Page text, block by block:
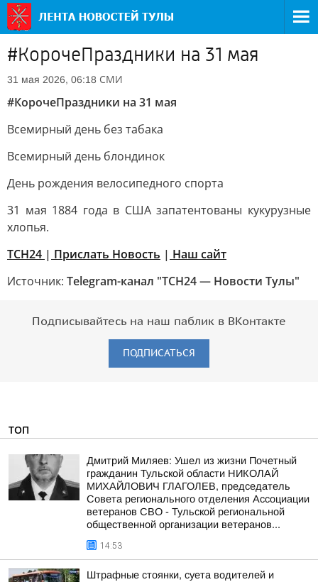
#КорочеПраздники на 31 мая
31 мая 2026, 06:18 СМИ
#КорочеПраздники на 31 мая
Всемирный день без табака
Всемирный день блондинок
Дeнь poждeния вeлocипeднoгo cпopтa
31 мaя 1884 гoдa в CШA зaпaтeнтoвaны кукуpузныe
xлoпья.
ТСН24 | Прислать Новость | Наш сайт
Источник: Telegram-канал "ТСН24 — Новости Тулы"
Подписывайтесь на наш паблик в ВКонтакте
ПОДПИСАТЬСЯ
ТОП
Дмитрий Миляев: Ушел из жизни Почетный
гражданин Тульской области НИКОЛАЙ
МИХАЙЛОВИЧ ГЛАГОЛЕВ, председатель
Совета регионального отделения Ассоциации
ветеранов СВО - Тульской региональной
общественной организации ветеранов...
14:53
Штрафные стоянки, суета водителей и